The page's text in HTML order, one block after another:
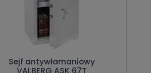
Sejf antywłamaniowy
VALBERG ASK 67T